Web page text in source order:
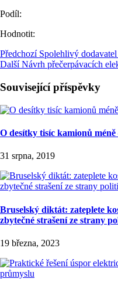
Podíl:
Hodnotit:
Předchozí Spolehlivý
Další Návrh přečerpávacích
Související příspěvky
O desítky tisíc kamionů
31 srpna, 2019
Bruselský diktát: zateplete
zbytečné strašení ze strany
19 března, 2023